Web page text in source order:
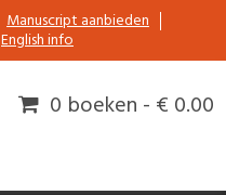
Manuscript aanbieden
English info
0 boeken - € 0.00